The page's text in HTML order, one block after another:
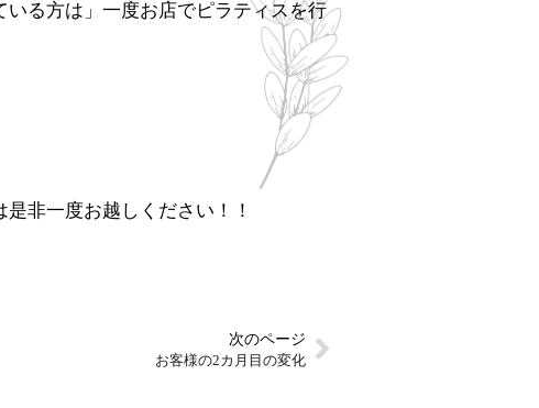
る方は」一度お店でピラティスを行
非一度お越しください！！
次のページ
お客様の2カ月目の変化